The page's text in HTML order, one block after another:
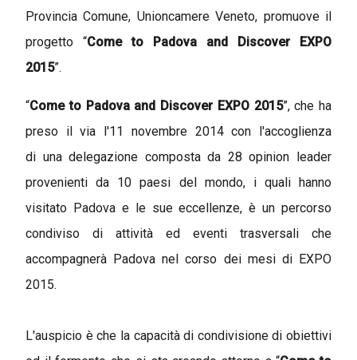
Provincia Comune, Unioncamere Veneto, promuove il
progetto “Come to Padova and Discover EXPO
2015”.
“Come to Padova and Discover EXPO 2015”, che ha
preso il via l'11 novembre 2014 con l'accoglienza
di una delegazione composta da 28 opinion leader
provenienti da 10 paesi del mondo, i quali hanno
visitato Padova e le sue eccellenze, è un percorso
condiviso di attività ed eventi trasversali che
accompagnerà Padova nel corso dei mesi di EXPO
2015.
L'auspicio è che la capacità di condivisione di obiettivi